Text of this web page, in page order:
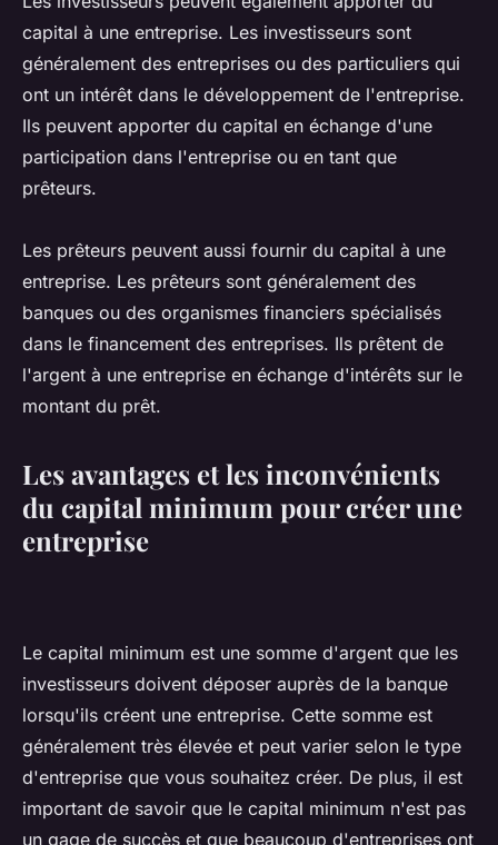
capital à une entreprise. Les investisseurs sont
généralement des entreprises ou des particuliers qui
ont un intérêt dans le développement de l'entreprise.
Ils peuvent apporter du capital en échange d'une
participation dans l'entreprise ou en tant que
prêteurs.
Les prêteurs peuvent aussi fournir du capital à une
entreprise. Les prêteurs sont généralement des
banques ou des organismes financiers spécialisés
dans le financement des entreprises. Ils prêtent de
l'argent à une entreprise en échange d'intérêts sur le
montant du prêt.
Les avantages et les inconvénients
du capital minimum pour créer une
entreprise
Le capital minimum est une somme d'argent que les
investisseurs doivent déposer auprès de la banque
lorsqu'ils créent une entreprise. Cette somme est
généralement très élevée et peut varier selon le type
d'entreprise que vous souhaitez créer. De plus, il est
important de savoir que le capital minimum n'est pas
un gage de succès et que beaucoup d'entreprises ont